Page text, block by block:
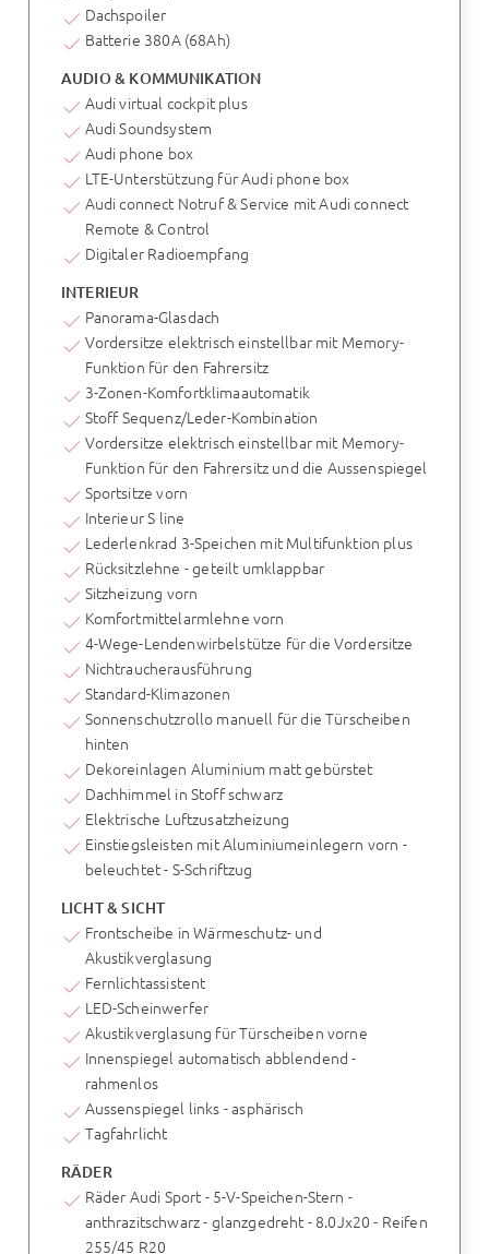
Dachspoiler
Batterie 380A (68Ah)
AUDIO & KOMMUNIKATION
Audi virtual cockpit plus
Audi Soundsystem
Audi phone box
LTE-Unterstützung für Audi phone box
Audi connect Notruf & Service mit Audi connect
Remote & Control
Digitaler Radioempfang
INTERIEUR
Panorama-Glasdach
Vordersitze elektrisch einstellbar mit Memory-
Funktion für den Fahrersitz
3-Zonen-Komfortklimaautomatik
Stoff Sequenz/Leder-Kombination
Vordersitze elektrisch einstellbar mit Memory-
Funktion für den Fahrersitz und die Aussenspiegel
Sportsitze vorn
Interieur S line
Lederlenkrad 3-Speichen mit Multifunktion plus
Rücksitzlehne - geteilt umklappbar
Sitzheizung vorn
Komfortmittelarmlehne vorn
4-Wege-Lendenwirbelstütze für die Vordersitze
Nichtraucherausführung
Standard-Klimazonen
Sonnenschutzrollo manuell für die Türscheiben
hinten
Dekoreinlagen Aluminium matt gebürstet
Dachhimmel in Stoff schwarz
Elektrische Luftzusatzheizung
Einstiegsleisten mit Aluminiumeinlegern vorn -
beleuchtet - S-Schriftzug
LICHT & SICHT
Frontscheibe in Wärmeschutz- und
Akustikverglasung
Fernlichtassistent
LED-Scheinwerfer
Akustikverglasung für Türscheiben vorne
Innenspiegel automatisch abblendend -
rahmenlos
Aussenspiegel links - asphärisch
Tagfahrlicht
RÄDER
Räder Audi Sport - 5-V-Speichen-Stern -
anthrazitschwarz - glanzgedreht - 8.0Jx20 - Reifen
255/45 R20